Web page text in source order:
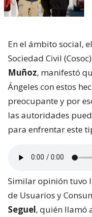
En el ámbito social,
Sociedad Civil
Muñoz, manifestó
Ángeles con estos
preocupante y por
las autoridades
para enfrentar este
Similar opinión tuvo
de Usuarios y
Seguel, quién llamó